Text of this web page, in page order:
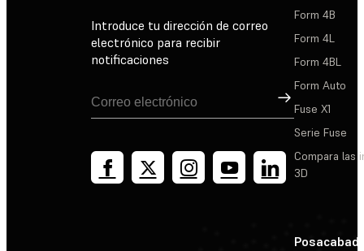
Introduce tu dirección de correo
electrónico para recibir
notificaciones
Suscribirse
Form 4B
Form 4L
Form 4BL
Form Auto
Fuse X1
Serie Fuse
Compara las
3D